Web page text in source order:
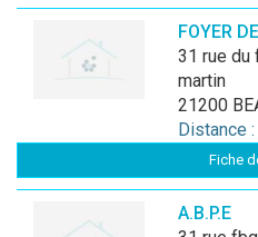
FOYER
31 rue du faubourg saint
martin
21200
Distance
Fiche
A.B.P.E